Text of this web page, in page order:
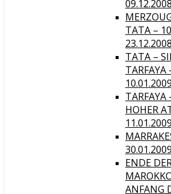
09.12.2008
TATA –
23.12.2008
TATA –
TARFAYA
10.01.2009
HOHER
ENDE
ANFANG